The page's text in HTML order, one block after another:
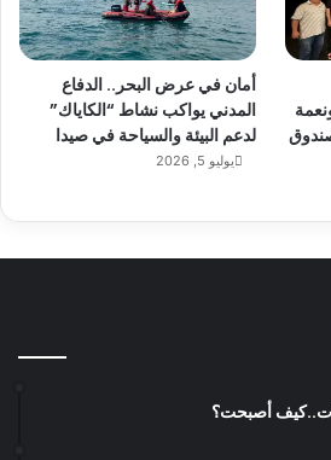
أمان في عرض البحر.. الدفاع
المدني يواكب نشاط “الكاياك”
لدعم البيئة والسياحة في صيدا
يوليو 5, 2026
أصبحت؟